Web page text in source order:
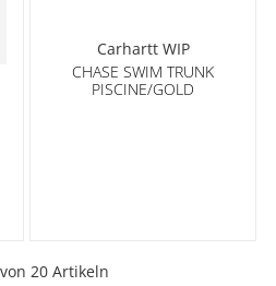
Carhartt WIP
CHASE SWIM TRUNK
PISCINE/GOLD
20 Artikeln